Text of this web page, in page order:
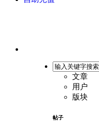
文章
用户
版块
帖子